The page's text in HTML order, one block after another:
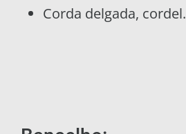
Corda delgada, cordel.